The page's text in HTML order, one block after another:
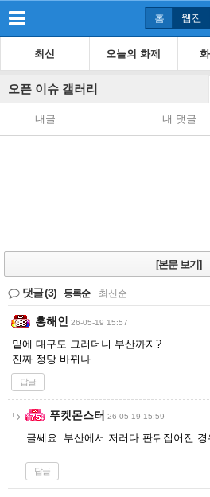
홈 웹진
최신 오늘의 화제
오픈 이슈 갤러리
내글 내 댓글
[본문 보기]
댓글(3) 등록순 최신순
홍해인 26-05-19 15:57
밑에 대구도 그러더니 부산까지?
진짜 정당 바뀌나
답글
푸켓몬스터 26-05-19 15:59
글쎄요. 부산에서 저러다 판뒤집어진
답글